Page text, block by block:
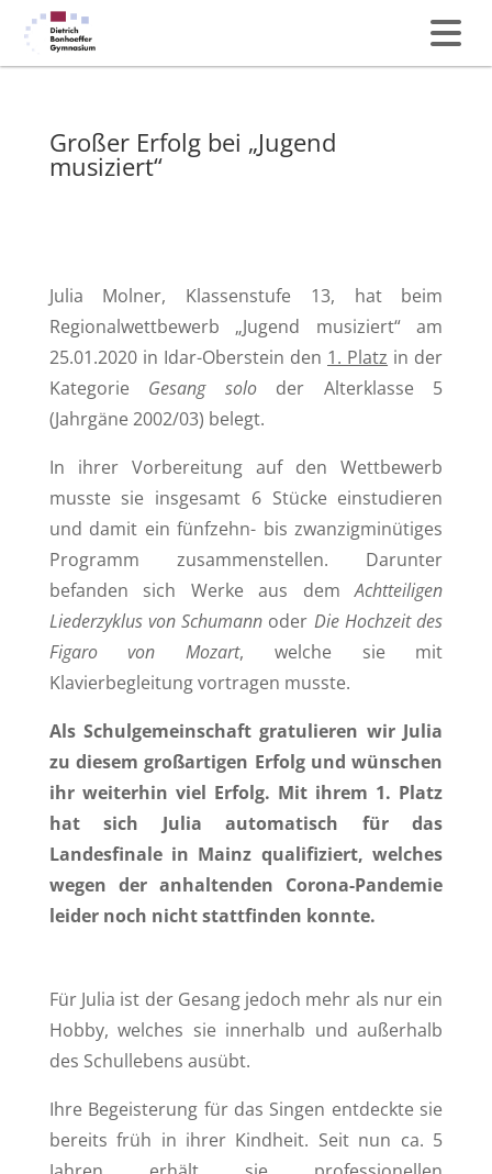
Großer Erfolg bei „Jugend
musiziert“
Julia Molner, Klassenstufe 13, hat beim
Regionalwettbewerb „Jugend musiziert“ am
25.01.2020 in Idar-Oberstein den 1. Platz in der
Kategorie Gesang soloder Alterklasse 5
(Jahrgäne 2002/03) belegt.
In ihrer Vorbereitung auf den Wettbewerb
musste sie insgesamt 6 Stücke einstudieren
und damit ein fünfzehn- bis zwanzigminütiges
Programm zusammenstellen. Darunter
befanden sich Werke aus demAchtteiligen
Liederzyklus von Schumann oder Die Hochzeit des
Figaro von Mozart, welche sie mit
Klavierbegleitung vortragen musste.
Als Schulgemeinschaft gratulieren wir Julia
zu diesem großartigen Erfolg und wünschen
ihr weiterhin viel Erfolg. Mit ihrem 1. Platz
hat sich Julia automatisch für das
Landesfinale in Mainz qualifiziert, welches
wegen der anhaltenden Corona-Pandemie
leider noch nicht stattfinden konnte.
Für Julia ist der Gesang jedoch mehr als nur ein
Hobby, welches sie innerhalb und außerhalb
des Schullebens ausübt.
Ihre Begeisterung für das Singen entdeckte sie
bereits früh in ihrer Kindheit. Seit nun ca. 5